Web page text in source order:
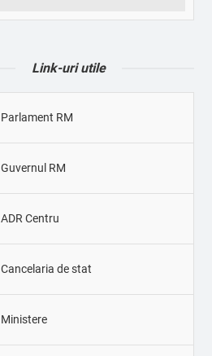
Link-uri utile
Parlament RM
Guvernul RM
ADR Centru
Cancelaria de stat
Ministere